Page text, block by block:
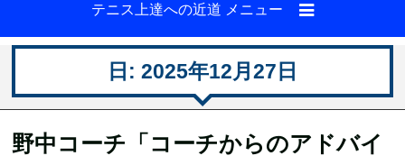
テニス上達への近道 メニュー
日: 2025年12月27日
野中コーチ「コーチからのアドバイ